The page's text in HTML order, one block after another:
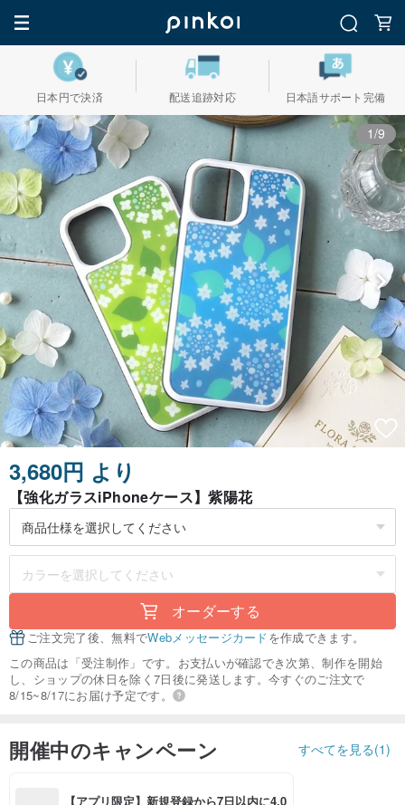
日本円で決済 配送追跡対応 日本語サポート完備
1/9
3,680円 より
【強化ガラスiPhoneケース】紫陽花
オーダーする
ご注文完了後、無料でWebメッセージカードを作成できます。
この商品は「受注制作」です。お支払いが確認でき次第、制作を開始
し、ショップの休日を除く7日後に発送します。今すぐのご注文で
8/15~8/17にお届け予定です。
開催中のキャンペーン すべてを見る(1)
【アプリ限定】新規登録から7日以内に4,0